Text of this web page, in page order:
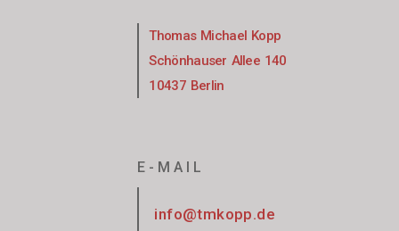
Thomas Michael Kopp
Schönhauser Allee 140
10437 Berlin
E-MAIL
info@tmkopp.de